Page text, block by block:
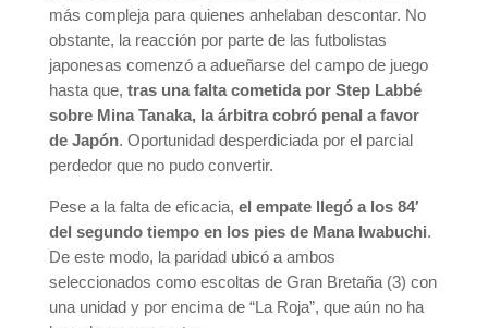
más compleja para quienes anhelaban descontar. No
obstante, la reacción por parte de las futbolistas
japonesas comenzó a adueñarse del campo de juego
hasta que, tras una falta cometida por Step Labbé
sobre Mina Tanaka, la árbitra cobró penal a favor
de Japón. Oportunidad desperdiciada por el parcial
perdedor que no pudo convertir.
Pese a la falta de eficacia, el empate llegó a los 84′
del segundo tiempo en los pies de Mana Iwabuchi.
De este modo, la paridad ubicó a ambos
seleccionados como escoltas de Gran Bretaña (3) con
una unidad y por encima de “La Roja”, que aún no ha